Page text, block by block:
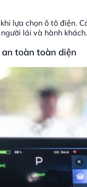
lựa chọn ô tô điện.
lái và hành khách.
an toàn toàn diện